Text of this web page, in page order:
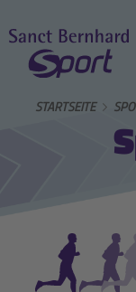
STARTSEITE